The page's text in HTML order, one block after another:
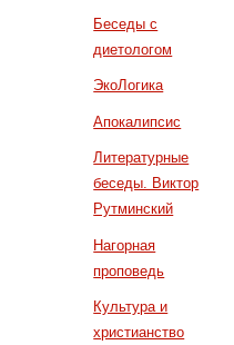
Беседы с
диетологом
ЭкоЛогика
Апокалипсис
Литературные
беседы. Виктор
Рутминский
Нагорная
проповедь
Культура и
христианство